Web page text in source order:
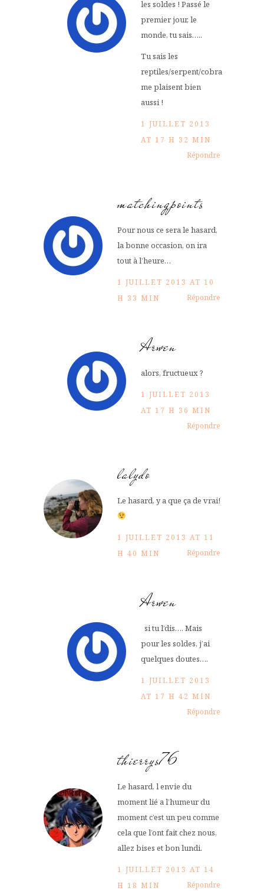
les soldes ! Passé le
premier jour, le
monde, tu sais…..
Tu sais les
reptiles/serpent/cobra
me plaisent bien
aussi !
1 JUILLET 2013
AT 17 H 32 MIN
Répondre
matchingpoints
Pour nous ce sera le hasard,
la bonne occasion, on ira
tout à l’heure…
1 JUILLET 2013 AT 10
H 33 MIN
Répondre
Arwen
alors, fructueux ?
1 JUILLET 2013
AT 17 H 36 MIN
Répondre
lalydo
Le hasard, y a que ça de vrai!
1 JUILLET 2013 AT 11
H 40 MIN
Répondre
Arwen
si tu l’dis…. Mais
pour les soldes, j’ai
quelques doutes….
1 JUILLET 2013
AT 17 H 42 MIN
Répondre
thierrys76
Le hasard, l envie du
moment lié a l’humeur du
moment c’est un peu comme
cela que l’ont fait chez nous,
allez bises et bon lundi.
1 JUILLET 2013 AT 14
H 18 MIN
Répondre